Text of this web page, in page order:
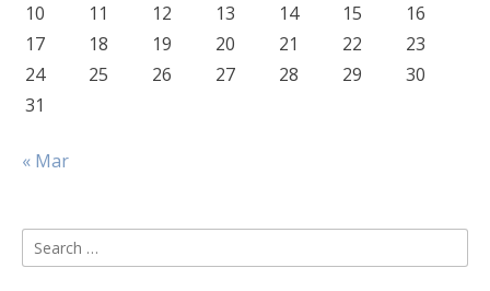
10
11 12 13 14 15
16
17
18 19 20 21 22
23
24
25 26 27 28 29
30
31
« Mar
Search
for: